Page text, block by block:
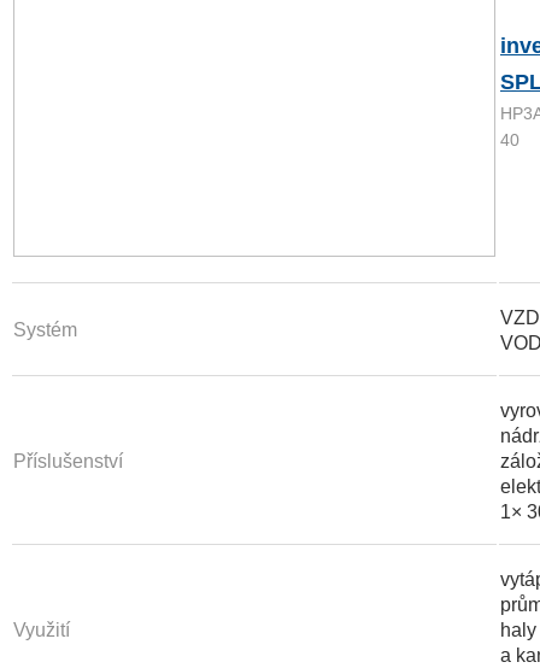
40
Systém
Příslušenství
1×
Využití
haly
a